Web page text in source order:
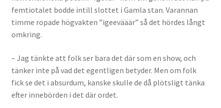
femtiotalet bodde intill slottet i Gamla stan. Varannan
timme ropade högvakten ”igeevääär” så det hördes långt
omkring.
– Jag tänkte att folk ser bara det där som en show, och
tänker inte på vad det egentligen betyder. Men om folk
fick se det i absurdum, kanske skulle de då plötsligt tänka
efter innebörden i det där ordet.